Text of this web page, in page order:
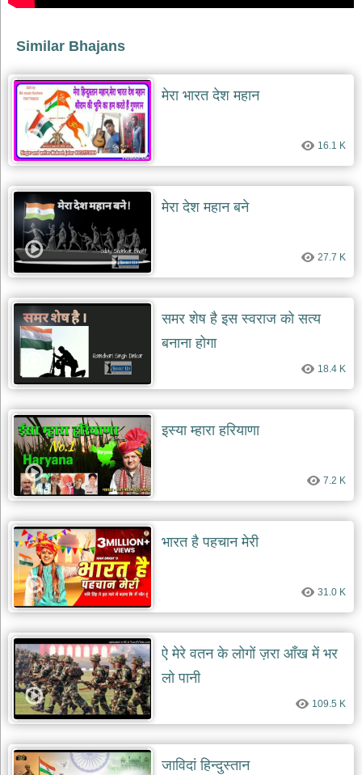
दयाल
bawa
lal
शनि
देव
भजन
shani
dev
bhajans
आज
का
भजन
bhajan
of
the
day
भजन
जोड़ें
add
bhajans
Similar Bhajans
मेरा भारत देश महान
16.1 K
मेरा देश महान बने
27.7 K
समर शेष है इस स्वराज को सत्य
बनाना होगा
18.4 K
इस्या म्हारा हरियाणा
7.2 K
भारत है पहचान मेरी
31.0 K
ऐ मेरे वतन के लोगों ज़रा आँख में भर
लो पानी
109.5 K
जाविदां हिन्दुस्तान